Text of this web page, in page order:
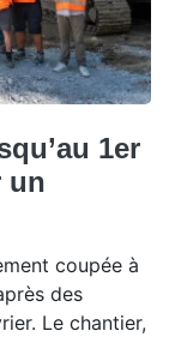
1er
un
coupée à
des
Le chantier,